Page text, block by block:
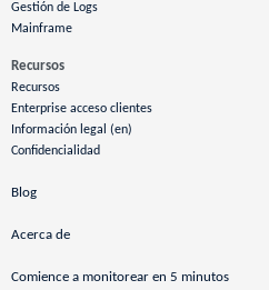
Gestión de Logs
Mainframe
Recursos
Recursos
Enterprise acceso clientes
Información legal (en)
Confidencialidad
Blog
Acerca de
Comience a monitorear en 5 minutos